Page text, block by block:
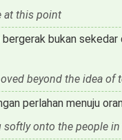
at this point
bukan
beyond the idea of
perlahan menuju
onto the people in